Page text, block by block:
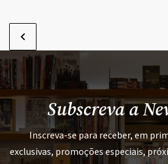
Subscreva a
Inscreva-se para receber, em
exclusivas, promoções especiais,